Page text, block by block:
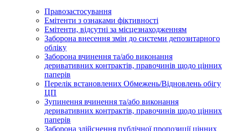
Правозастосування
Емітенти з ознаками фіктивності
Eмітенти, відсутні за місцезнаходженням
Заборона внесення змін до системи депозитарного
обліку
Заборона вчинення та/або виконання
деривативних контрактів, правочинів щодо цінних
паперів
Перелік встановлених Обмежень/Відновлень обігу
ЦП
Зупинення вчинення та/або виконання
деривативних контрактів, правочинів щодо цінних
паперів
Заборона здійснення публічної пропозиції цінних